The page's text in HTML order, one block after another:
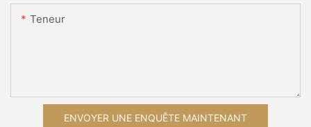
Teneur
ENVOYER UNE ENQUÊTE MAINTENANT